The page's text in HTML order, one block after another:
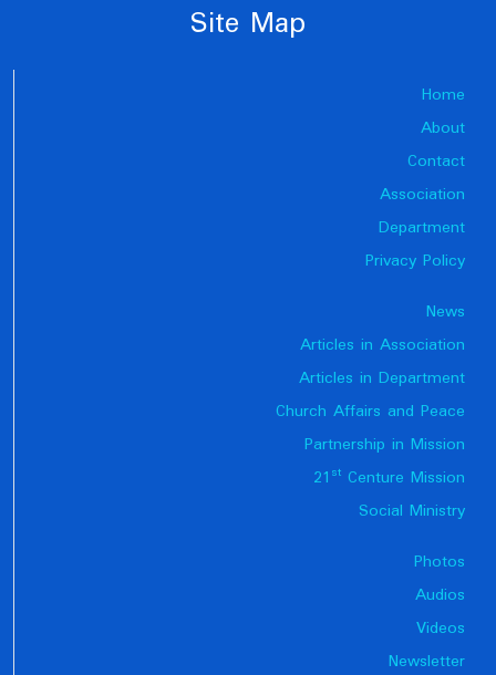
Site Map
Home
About
Contact
Association
Department
Privacy Policy
News
Articles in Association
Articles in Department
Church Affairs and Peace
Partnership in Mission
21 st Centure Mission
Social Ministry
Photos
Audios
Videos
Newsletter